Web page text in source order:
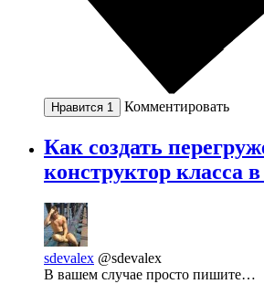
Нравится 1 Комментировать
Как создать
конструктор класса в
sdevalex @sdevalex
В вашем случае просто пишите…